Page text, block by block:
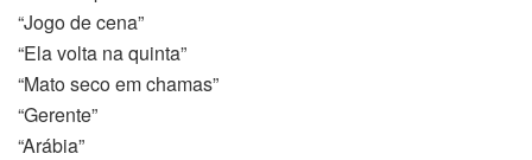
“Jogo de cena”
“Ela volta na quinta”
“Mato seco em chamas”
“Gerente”
“Arábia”